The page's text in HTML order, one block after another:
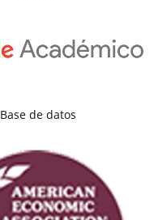
Base de datos